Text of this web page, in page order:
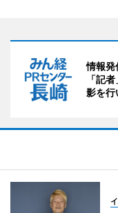
情報発
「記
影を行